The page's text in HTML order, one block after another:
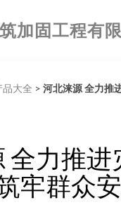
加固工程有
品大全 > 河北涞源 全力推
全力推进
牢群众